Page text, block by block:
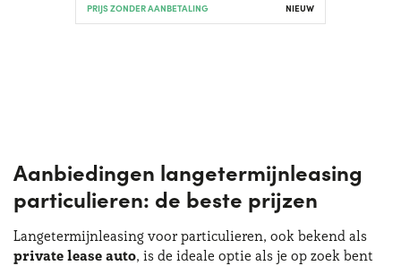
PRIJS ZONDER AANBETALING NIEUW
Aanbiedingen langetermijnleasing
particulieren: de beste prijzen
Langetermijnleasing voor particulieren, ook bekend als
private lease auto, is de ideale optie als je op zoek bent